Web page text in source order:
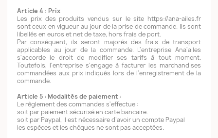
Article 4 : Prix
Les prix des produits vendus sur le site https://ana-ailes.fr
sont ceux en vigueur au jour de la prise de commande. Ils sont
libellés en euros et net de taxe, hors frais de port.
Par conséquent, ils seront majorés des frais de transport
applicables au jour de la commande. L'entreprise Ana'ailes
s'accorde le droit de modifier ses tarifs à tout moment.
Toutefois, l'entreprise s'engage à facturer les marchandises
commandées aux prix indiqués lors de l'enregistrement de la
commande.
Article 5 : Modalités de paiement :
Le règlement des commandes s'effectue :
soit par paiement sécurisé en carte bancaire.
soit par Paypal, il est nécessaire d’avoir un compte Paypal
les espèces et les chèques ne sont pas acceptées.